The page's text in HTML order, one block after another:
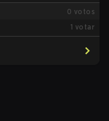
0 votos
1 votar